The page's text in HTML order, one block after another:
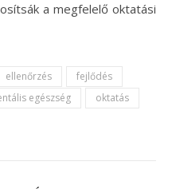
a megfelelő oktatási
ellenőrzés
fejlődés
egészség
oktatás